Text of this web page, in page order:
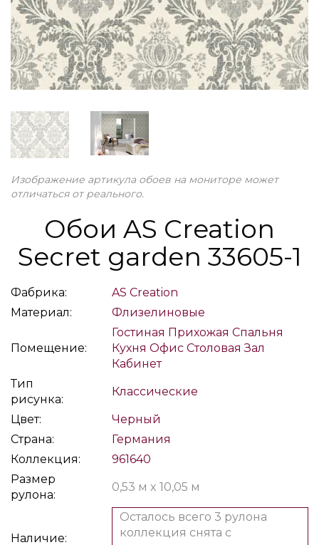
Изображение артикула обоев на мониторе может
отличаться от реального.
Обои AS Creation
Secret garden 33605-1
Фабрика:
AS Creation
Материал:
Флизелиновые
Помещение:
Гостиная Прихожая Спальня
Кухня Офис Столовая Зал
Кабинет
Тип
рисунка:
Классические
Цвет:
Черный
Страна:
Германия
Коллекция:
961640
Размер
рулона:
0,53 м x 10,05 м
Наличие:
Осталось всего 3 рулона
коллекция снята с